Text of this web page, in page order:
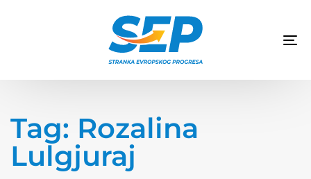
Tag: Rozalina
Lulgjuraj